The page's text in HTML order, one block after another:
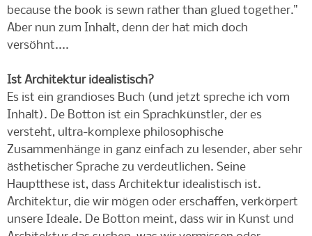
because the book is sewn rather than glued together."
Aber nun zum Inhalt, denn der hat mich doch
versöhnt....
Ist Architektur idealistisch?
Es ist ein grandioses Buch (und jetzt spreche ich vom
Inhalt). De Botton ist ein Sprachkünstler, der es
versteht, ultra-komplexe philosophische
Zusammenhänge in ganz einfach zu lesender, aber sehr
ästhetischer Sprache zu verdeutlichen. Seine
Hauptthese ist, dass Architektur idealistisch ist.
Architektur, die wir mögen oder erschaffen, verkörpert
unsere Ideale. De Botton meint, dass wir in Kunst und